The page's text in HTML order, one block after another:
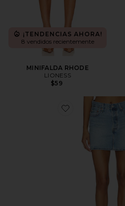
¡TENDENCIAS AHORA!
8 vendidos recientemente
MINIFALDA RHODE
LIONESS
$59
Favorite FALDA ICON